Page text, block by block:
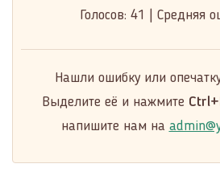
Голосов: 41 Средняя
Нашли ошибку или
Выделите её и нажмите
напишите нам на